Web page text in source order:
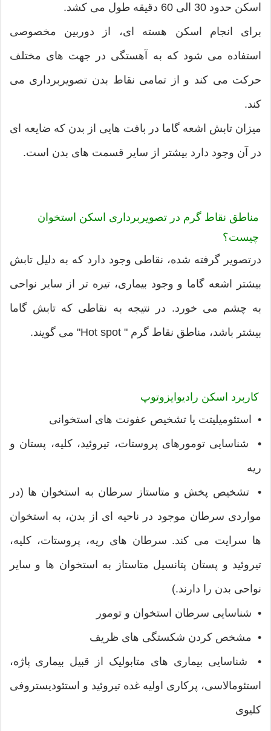
اسکن حدود 30 الی 60 دقیقه طول می کشد.
برای انجام اسکن هسته ای، از دوربین مخصوصی
استفاده می شود که به آهستگی در جهت های مختلف
حرکت می کند و از تمامی نقاط بدن تصویربرداری می
کند.
میزان تابش اشعه گاما در بافت هایی از بدن که ضایعه ای
در آن وجود دارد بیشتر از سایر قسمت های بدن است.
مناطق نقاط گرم در تصویربرداری اسکن استخوان
چیست؟
درتصویر گرفته شده، نقاطی وجود دارد که به دلیل تابش
بیشتر اشعه گاما و وجود بیماری، تیره تر از سایر نواحی
به چشم می خورد. در نتیجه به نقاطی که تابش گاما
بیشتر باشد، مناطق نقاط گرم " Hot spot" می گویند.
کاربرد اسکن رادیوایزوتوپ
• استئومیلیتت یا تشخیص عفونت های استخوانی
• شناسایی تومورهای پروستات، تیروئید، کلیه، پستان و
ریه
• تشخیص پخش و متاستاز سرطان به استخوان ها (در
مواردی سرطان موجود در ناحیه ای از بدن، به استخوان
ها سرایت می کند. سرطان های ریه، پروستات، کلیه،
تیروئید و پستان پتانسیل متاستاز به استخوان ها و سایر
نواحی بدن را دارند.)
• شناسایی سرطان استخوان و تومور
• مشخص کردن شکستگی های ظریف
• شناسایی بیماری های متابولیک از قبیل بیماری پاژه،
استئومالاسی، پرکاری اولیه غده تیروئید و استئودیستروفی
کلیوی